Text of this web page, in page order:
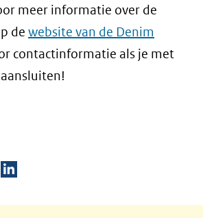
website)
meer informatie over de
de website van de Denim
contactinformatie als je met